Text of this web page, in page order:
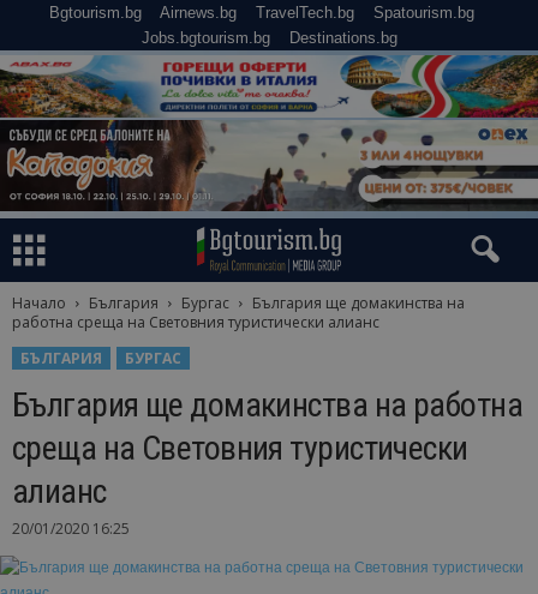
Bgtourism.bg Airnews.bg TravelTech.bg
Spatourism.bg
Jobs.bgtourism.bg
Destinations.bg
Начало България Бургас
България ще домакинства на
работна среща на Световния туристически алианс
БЪЛГАРИЯ
БУРГАС
България ще домакинства на работна
среща на Световния туристически
алианс
20/01/2020 16:25